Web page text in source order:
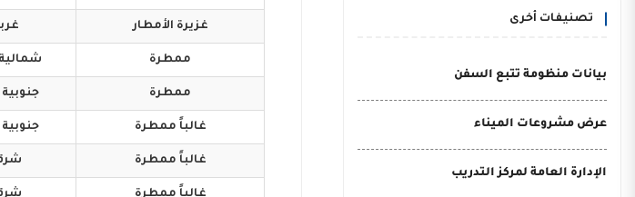
تصنيفات أخرى
بيانات منظومة تتبع السفن
عرض مشروعات الميناء
الإدارة العامة لمركز التدريب
غزيرة الأمطار
ممطرة شمالية
ممطرة جنوبية
غالباً ممطرة جنوبية
غالباً ممطرة
غالباً ممطرة